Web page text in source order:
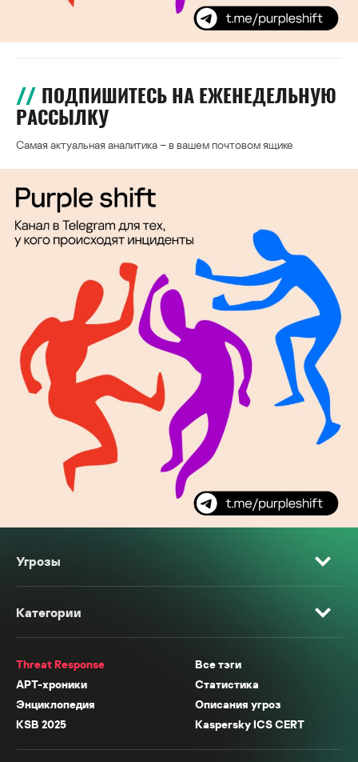
ПОДПИШИТЕСЬ НА ЕЖЕНЕДЕЛЬНУЮ
РАССЫЛКУ
Самая актуальная аналитика – в вашем почтовом ящике
Угрозы
Категории
Threat Response
Все тэги
APT-хроники
Статистика
Энциклопедия
Описания угроз
KSB 2025
Kaspersky ICS CERT